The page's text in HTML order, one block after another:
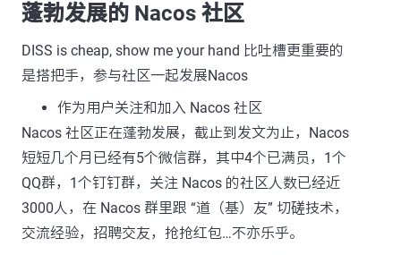
蓬勃发展的 Nacos 社区
DISS is cheap, show me your hand 比吐槽更重要的
是搭把手，参与社区一起发展Nacos
作为用户关注和加入 Nacos 社区
Nacos 社区正在蓬勃发展，截止到发文为止，Nacos
短短几个月已经有5个微信群，其中4个已满员，1个
QQ群，1个钉钉群，关注 Nacos 的社区人数已经近
3000人，在 Nacos 群里跟 “道（基）友” 切磋技术，
交流经验，招聘交友，抢抢红包…不亦乐乎。